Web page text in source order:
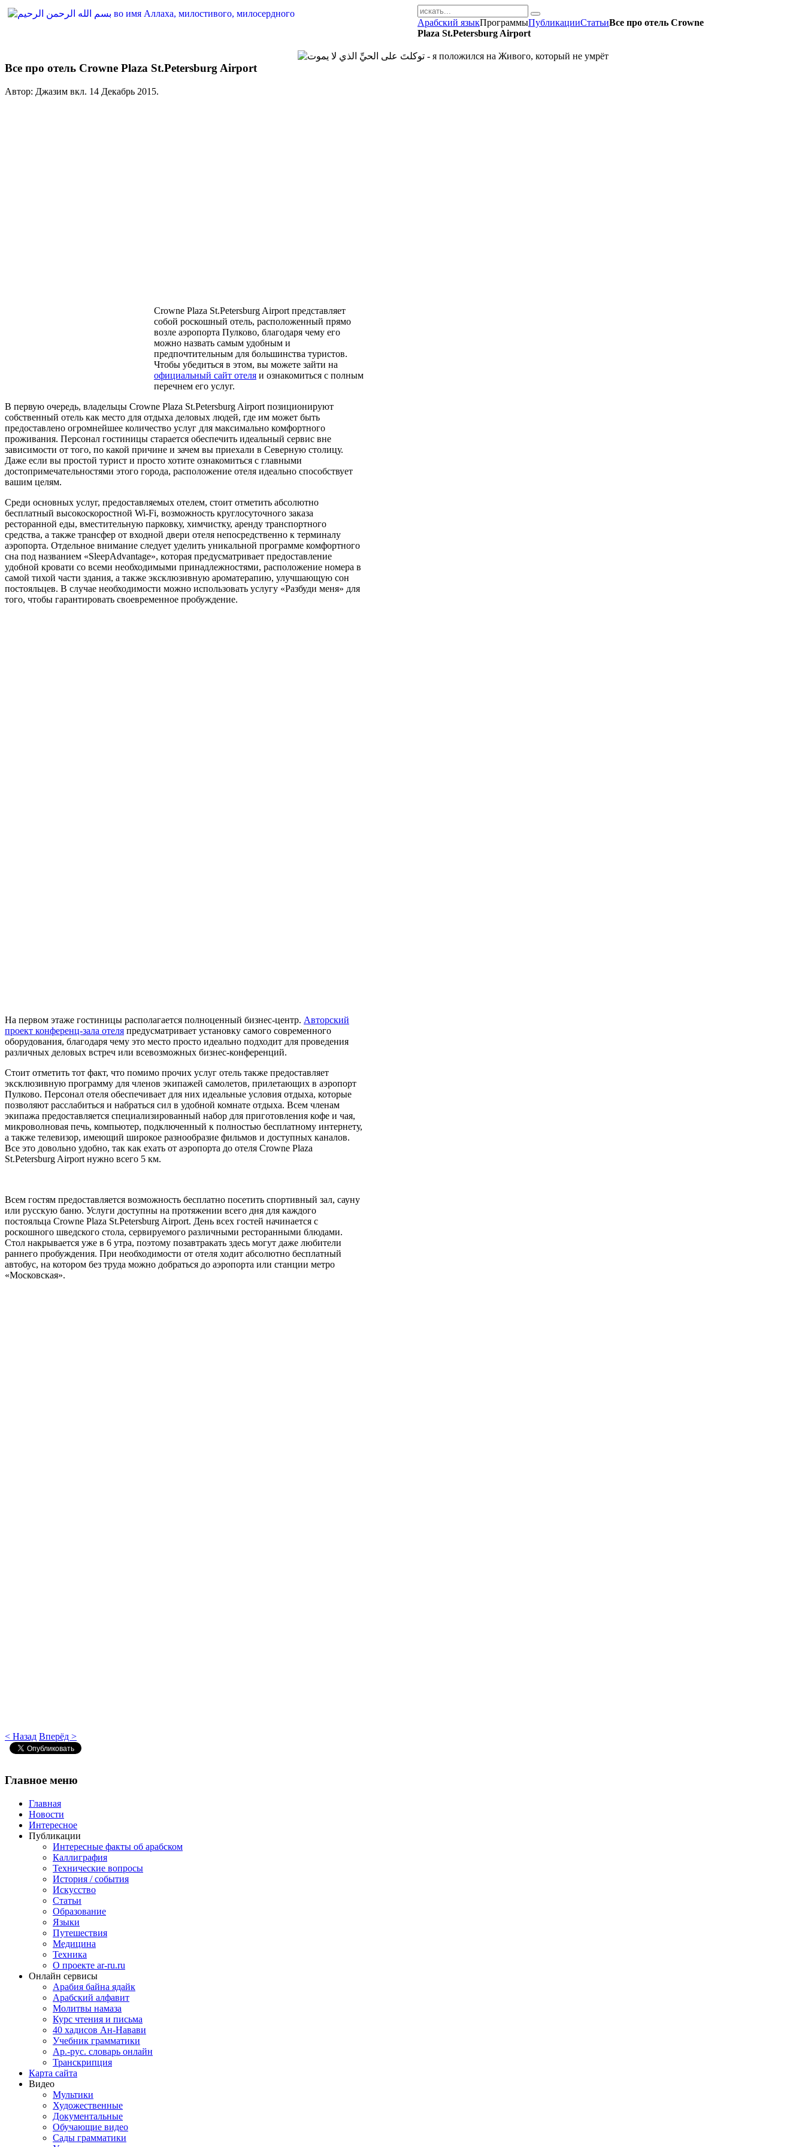
Арабский языкПрограммыПубликацииСтатьиВсе про отель Crowne
Plaza St.Petersburg Airport
Все про отель Crowne Plaza St.Petersburg Airport
Автор: Джазим вкл. 14 Декабрь 2015.
Crowne Plaza St.Petersburg Airport представляет
собой роскошный отель, расположенный прямо
возле аэропорта Пулково, благодаря чему его
можно назвать самым удобным и
предпочтительным для большинства туристов.
Чтобы убедиться в этом, вы можете зайти на
официальный сайт отеля и ознакомиться с полным
перечнем его услуг.
В первую очередь, владельцы Crowne Plaza St.Petersburg Airport позиционируют
собственный отель как место для отдыха деловых людей, где им может быть
предоставлено огромнейшее количество услуг для максимально комфортного
проживания. Персонал гостиницы старается обеспечить идеальный сервис вне
зависимости от того, по какой причине и зачем вы приехали в Северную столицу.
Даже если вы простой турист и просто хотите ознакомиться с главными
достопримечательностями этого города, расположение отеля идеально способствует
вашим целям.
Среди основных услуг, предоставляемых отелем, стоит отметить абсолютно
бесплатный высокоскоростной Wi-Fi, возможность круглосуточного заказа
ресторанной еды, вместительную парковку, химчистку, аренду транспортного
средства, а также трансфер от входной двери отеля непосредственно к терминалу
аэропорта. Отдельное внимание следует уделить уникальной программе комфортного
сна под названием «SleepAdvantage», которая предусматривает предоставление
удобной кровати со всеми необходимыми принадлежностями, расположение номера в
самой тихой части здания, а также эксклюзивную ароматерапию, улучшающую сон
постояльцев. В случае необходимости можно использовать услугу «Разбуди меня» для
того, чтобы гарантировать своевременное пробуждение.
На первом этаже гостиницы располагается полноценный бизнес-центр. Авторский
проект конференц-зала отеля предусматривает установку самого современного
оборудования, благодаря чему это место просто идеально подходит для проведения
различных деловых встреч или всевозможных бизнес-конференций.
Стоит отметить тот факт, что помимо прочих услуг отель также предоставляет
эксклюзивную программу для членов экипажей самолетов, прилетающих в аэропорт
Пулково. Персонал отеля обеспечивает для них идеальные условия отдыха, которые
позволяют расслабиться и набраться сил в удобной комнате отдыха. Всем членам
экипажа предоставляется специализированный набор для приготовления кофе и чая,
микроволновая печь, компьютер, подключенный к полностью бесплатному интернету,
а также телевизор, имеющий широкое разнообразие фильмов и доступных каналов.
Все это довольно удобно, так как ехать от аэропорта до отеля Crowne Plaza
St.Petersburg Airport нужно всего 5 км.
Всем гостям предоставляется возможность бесплатно посетить спортивный зал, сауну
или русскую баню. Услуги доступны на протяжении всего дня для каждого
постояльца Crowne Plaza St.Petersburg Airport. День всех гостей начинается с
роскошного шведского стола, сервируемого различными ресторанными блюдами.
Стол накрывается уже в 6 утра, поэтому позавтракать здесь могут даже любители
раннего пробуждения. При необходимости от отеля ходит абсолютно бесплатный
автобус, на котором без труда можно добраться до аэропорта или станции метро
«Московская».
< Назад Вперёд >
Главное меню
Главная
Новости
Интересное
Публикации
Интересные факты об арабском
Каллиграфия
Технические вопросы
История / события
Искусство
Статьи
Образование
Языки
Путешествия
Медицина
Техника
О проекте ar-ru.ru
Онлайн сервисы
Арабия байна ядайк
Арабский алфавит
Молитвы намаза
Курс чтения и письма
40 хадисов Ан-Навави
Учебник грамматики
Ар.-рус. словарь онлайн
Транскрипция
Карта сайта
Видео
Мультики
Художественные
Документальные
Обучающие видео
Сады грамматики